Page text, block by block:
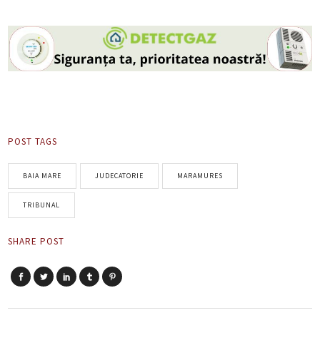
POST TAGS
BAIA MARE JUDECATORIE MARAMURES
TRIBUNAL
SHARE POST